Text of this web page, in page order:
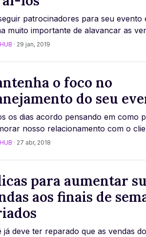
patrocinadores para seu evento
muito importante de alavancar as
no mercado. Além de agregar na
· 29 jan, 2019
o foco no
do seu
os dias acordo pensando em como
nosso relacionamento com o cliente.
· 27 abr, 2018
para aumentar
aos finais de
já deve ter reparado que as vendas